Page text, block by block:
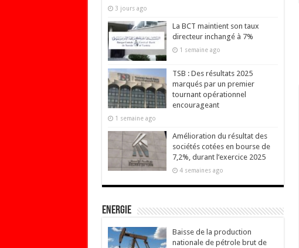
3 jours ago
La BCT maintient son taux
directeur inchangé à 7%
1 semaine ago
TSB : Des résultats 2025
marqués par un premier
tournant opérationnel
encourageant
1 semaine ago
Amélioration du résultat des
sociétés cotées en bourse de
7,2%, durant l’exercice 2025
4 semaines ago
Energie
Baisse de la production
nationale de pétrole brut de